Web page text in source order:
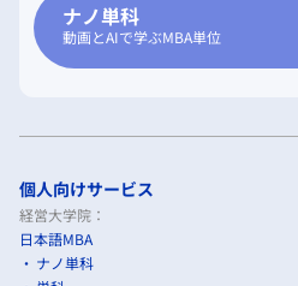
ナノ単科
動画とAIで学ぶMBA単位
個人向けサービス
経営大学院：
日本語MBA
ナノ単科